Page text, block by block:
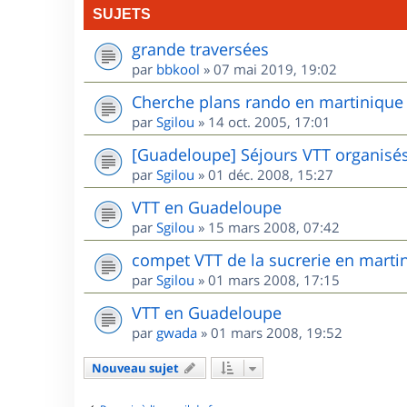
SUJETS
grande traversées
par bbkool » 07 mai 2019, 19:02
Cherche plans rando en martinique
par Sgilou » 14 oct. 2005, 17:01
[Guadeloupe] Séjours VTT
par Sgilou » 01 déc. 2008, 15:27
VTT en Guadeloupe
par Sgilou » 15 mars 2008, 07:42
compet VTT de la sucrerie en
par Sgilou » 01 mars 2008, 17:15
VTT en Guadeloupe
par gwada » 01 mars 2008, 19:52
Nouveau sujet